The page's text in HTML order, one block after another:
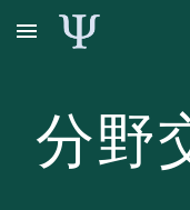
Skip to main content
分野